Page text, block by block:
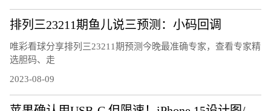
排列三23211期鱼儿说三预测：小码回调
唯彩看球分享排列三23211期预测今晚最准确专家，查看专家精
选胆码、走
2023-08-09